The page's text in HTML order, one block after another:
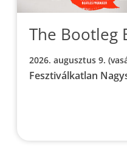
The Bootleg
2026. augusztus 9.
Fesztiválkatlan